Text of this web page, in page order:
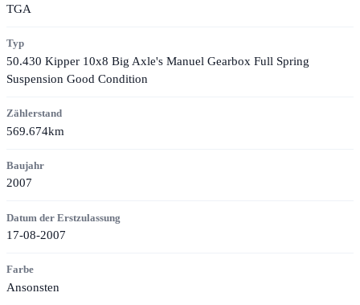
TGA
Typ
50.430 Kipper 10x8 Big Axle's Manuel Gearbox Full Spring
Suspension Good Condition
Zählerstand
569.674km
Baujahr
2007
Datum der Erstzulassung
17-08-2007
Farbe
Ansonsten